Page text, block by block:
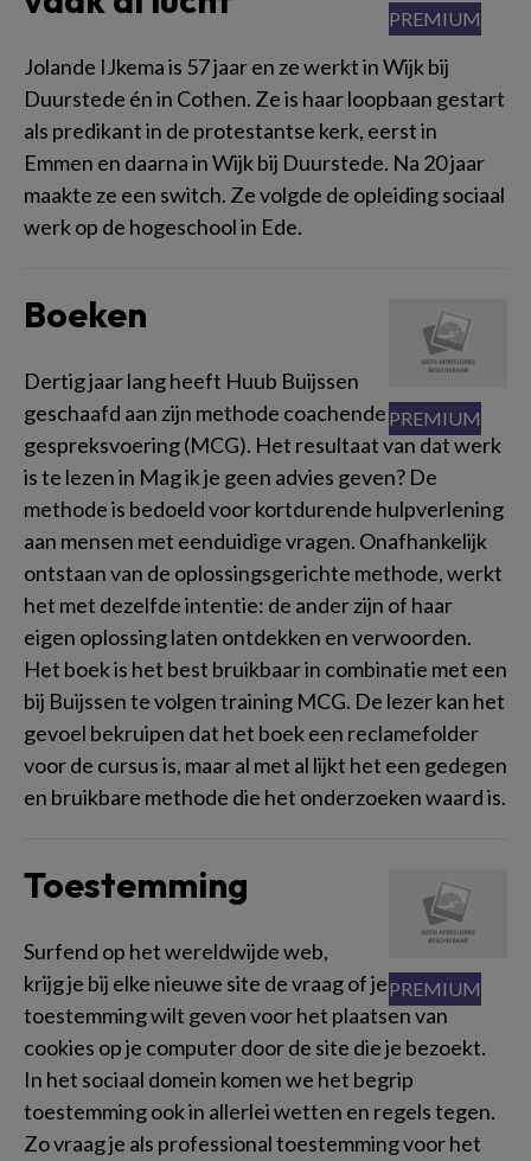
Jolande IJkema is 57 jaar en ze werkt in Wijk bij
Duurstede én in Cothen. Ze is haar loopbaan gestart
als predikant in de protestantse kerk, eerst in
Emmen en daarna in Wijk bij Duurstede. Na 20 jaar
maakte ze een switch. Ze volgde de opleiding sociaal
werk op de hogeschool in Ede.
Boeken
Dertig jaar lang heeft Huub Buijssen
geschaafd aan zijn methode coachende
gespreksvoering (MCG). Het resultaat van dat werk
is te lezen in Mag ik je geen advies geven? De
methode is bedoeld voor kortdurende hulpverlening
aan mensen met eenduidige vragen. Onafhankelijk
ontstaan van de oplossingsgerichte methode, werkt
het met dezelfde intentie: de ander zijn of haar
eigen oplossing laten ontdekken en verwoorden.
Het boek is het best bruikbaar in combinatie met een
bij Buijssen te volgen training MCG. De lezer kan het
gevoel bekruipen dat het boek een reclamefolder
voor de cursus is, maar al met al lijkt het een gedegen
en bruikbare methode die het onderzoeken waard is.
Toestemming
Surfend op het wereldwijde web,
krijg je bij elke nieuwe site de vraag of je
toestemming wilt geven voor het plaatsen van
cookies op je computer door de site die je bezoekt.
In het sociaal domein komen we het begrip
toestemming ook in allerlei wetten en regels tegen.
Zo vraag je als professional toestemming voor het